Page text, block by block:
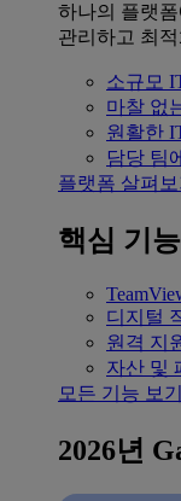
하나의 플랫
관리하고 최
소규모
마찰 없
원활한
담당 팀
플랫폼 살펴보
핵심 기능
디지털
원격 지
자산 및
모든 기능 보기
2026년